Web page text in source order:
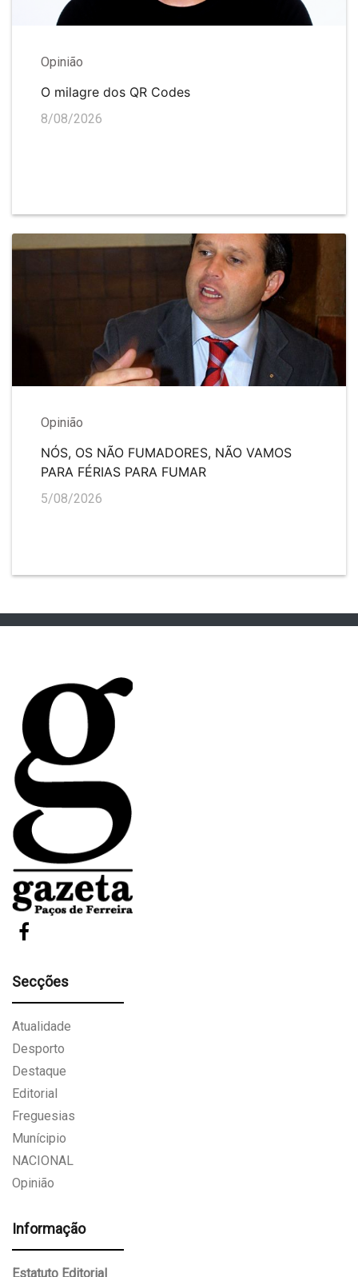
Opinião
O milagre dos QR Codes
8/08/2026
Opinião
NÓS, OS NÃO FUMADORES, NÃO VAMOS
PARA FÉRIAS PARA FUMAR
5/08/2026
Secções
Atualidade
Desporto
Destaque
Editorial
Freguesias
Munícipio
NACIONAL
Opinião
Informação
Estatuto Editorial